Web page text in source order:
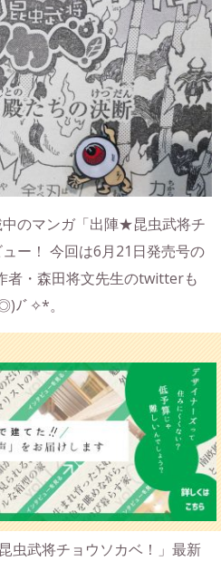
のマンガ「出陣★昆虫武将チ
ー！ 今回は6月21日発売号の
者・森田将文先生のtwitterも
ﾉﾞ✧*。
虫武将チョウソカベ！」最新